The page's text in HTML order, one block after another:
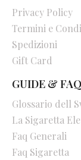
Privacy Policy
Termini e
Spedizioni
Gift Card
GUIDE & FAQ
Glossario dell
La Sigaretta
Faq Generali
Faq Sigaretta